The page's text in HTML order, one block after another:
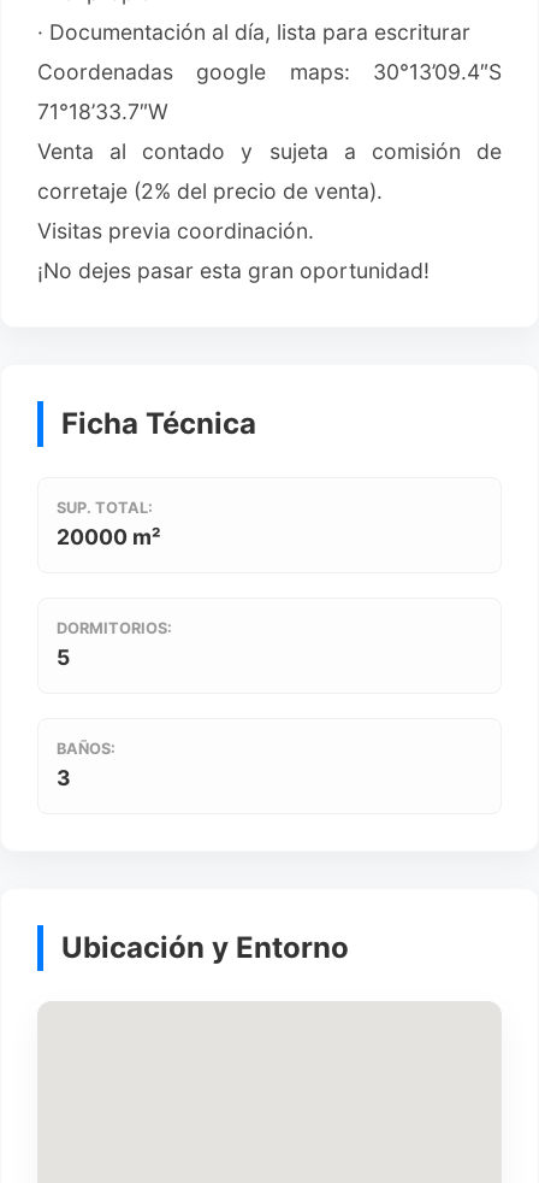
· Documentación al día, lista para escriturar
Coordenadas google maps: 30°13’09.4″S
71°18’33.7″W
Venta al contado y sujeta a comisión de
corretaje (2% del precio de venta).
Visitas previa coordinación.
¡No dejes pasar esta gran oportunidad!
Ficha Técnica
SUP. TOTAL:
20000 m²
DORMITORIOS:
5
BAÑOS:
3
Ubicación y Entorno